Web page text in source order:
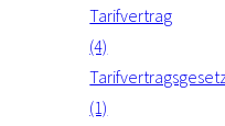
Tarifvertrag
(4)
(1)